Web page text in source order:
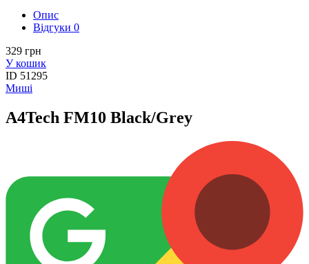
Опис
Вiдгуки 0
329 грн
У кошик
ID 51295
Миші
A4Tech FM10 Black/Grey